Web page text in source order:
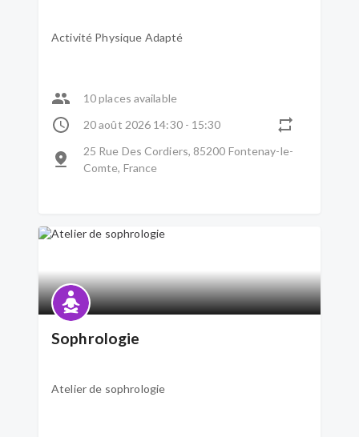
Activité Physique Adapté
10 places available
20 août 2026 14:30 - 15:30
25 Rue Des Cordiers, 85200 Fontenay-le-
Comte, France
Sophrologie
Atelier de sophrologie